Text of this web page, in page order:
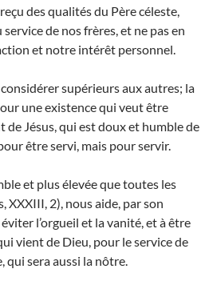
des qualités du Père céleste,
de nos frères, et ne pas en
et notre intérêt personnel.
supérieurs aux autres; la
une existence qui veut être
de Jésus, qui est doux et humble de
être servi, mais pour servir.
et plus élevée que toutes les
XXXIII, 2), nous aide, par son
l’orgueil et la vanité, et à être
vient de Dieu, pour le service de
qui sera aussi la nôtre.